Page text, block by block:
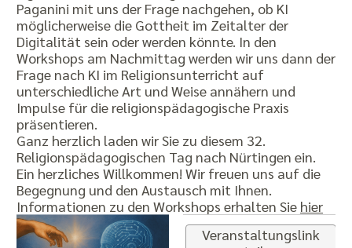
Paganini mit uns der Frage nachgehen, ob KI
möglicherweise die Gottheit im Zeitalter der
Digitalität sein oder werden könnte. In den
Workshops am Nachmittag werden wir uns dann der
Frage nach KI im Religionsunterricht auf
unterschiedliche Art und Weise annähern und
Impulse für die religionspädagogische Praxis
präsentieren.
Ganz herzlich laden wir Sie zu diesem 32.
Religionspädagogischen Tag nach Nürtingen ein.
Ein herzliches Willkommen! Wir freuen uns auf die
Begegnung und den Austausch mit Ihnen.
Informationen zu den Workshops erhalten Sie hier
Veranstaltungslink